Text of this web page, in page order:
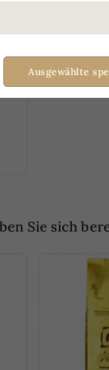
Ausgewählte
Sie sich